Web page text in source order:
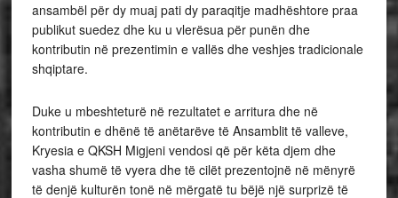
ansambël për dy muaj pati dy paraqitje madhështore praa
publikut suedez dhe ku u vlerësua për punën dhe
kontributin në prezentimin e vallës dhe veshjes tradicionale
shqiptare.
Duke u mbeshteturë në rezultatet e arritura dhe në
kontributin e dhënë të anëtarëve të Ansamblit të valleve,
Kryesia e QKSH Migjeni vendosi që për këta djem dhe
vasha shumë të vyera dhe të cilët prezentojnë në mënyrë
të denjë kulturën tonë në mërgatë tu bëjë një surprizë të